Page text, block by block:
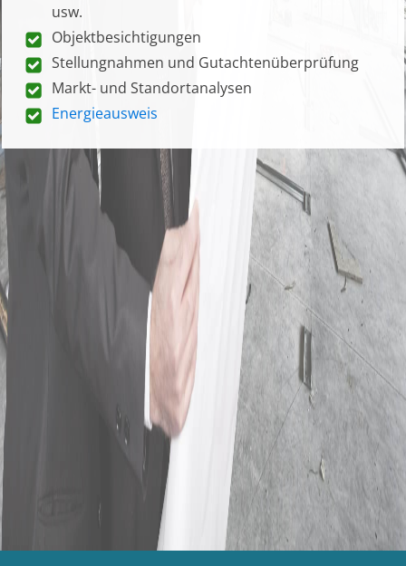
usw.
Objektbesichtigungen
Stellungnahmen und Gutachtenüberprüfung
Markt- und Standortanalysen
Energieausweis